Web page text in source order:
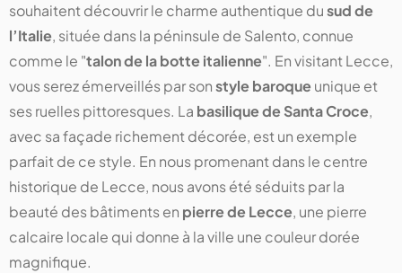
souhaitent découvrir le charme authentique dusud de
l’Italie, située dans la péninsule de Salento, connue
comme le "talon de la botte italienne". En visitant Lecce,
vous serez émerveillés par sonstyle baroqueunique et
ses ruelles pittoresques. La basilique de Santa Croce,
avec sa façade richement décorée, est un exemple
parfait de ce style. En nous promenant dans le centre
historique de Lecce, nous avons été séduits par la
beauté des bâtiments en pierre de Lecce, une pierre
calcaire locale qui donne à la ville une couleur dorée
magnifique.